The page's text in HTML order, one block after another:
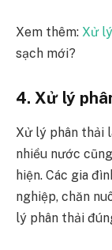
Xem thêm: Xử
sạch mới?
4. Xử lý
Xử lý phân thải
nhiều nước
hiện. Các gia
nghiệp, chăn
lý phân thải